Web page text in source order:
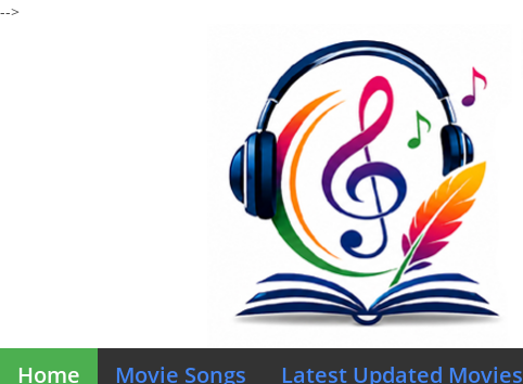
-->
Home Movie Songs Latest Updated Movies